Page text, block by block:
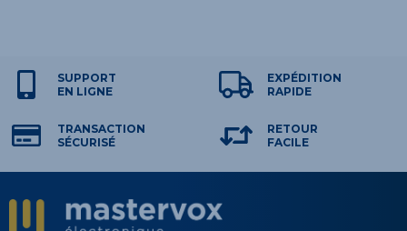
SUPPORT
EN LIGNE
EXPÉDITION
RAPIDE
TRANSACTION
SÉCURISÉ
RETOUR
FACILE